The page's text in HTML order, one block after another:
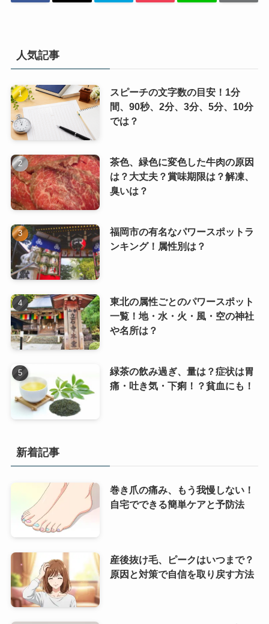
人気記事
スピーチの文字数の目安！1分
間、90秒、2分、3分、5分、10分
では？
茶色、緑色に変色した牛肉の原因
は？大丈夫？賞味期限は？解凍、
臭いは？
福岡市の有名なパワースポットラ
ンキング！属性別は？
東北の属性ごとのパワースポット
一覧！地・水・火・風・空の神社
や名所は？
緑茶の飲み過ぎ、量は？症状は胃
痛・吐き気・下痢！？貧血にも！
新着記事
巻き爪の痛み、もう我慢しない！
自宅でできる簡単ケアと予防法
産後抜け毛、ピークはいつまで？
原因と対策で自信を取り戻す方法